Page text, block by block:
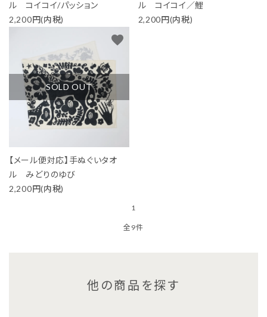
ル コイコイ/パッション
2,200円(内税)
ル コイコイ／鯉
2,200円(内税)
SOLD OUT
【メール便対応】手ぬぐいタオ
ル みどりのゆび
2,200円(内税)
favorite
1
全9件
他の商品を探す